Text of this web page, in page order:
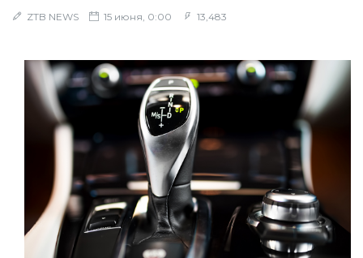
ZTB NEWS 15 июня, 0:00 13,483